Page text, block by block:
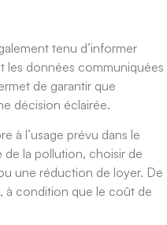
tenu d’informer
les données communiquées
de garantir que
décision éclairée.
à l’usage prévu dans le
de la pollution, choisir de
une réduction de loyer. De
, à condition que le coût de